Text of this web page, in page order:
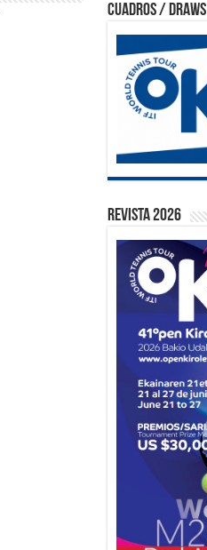
Cuadros / Draws
Revista 2026